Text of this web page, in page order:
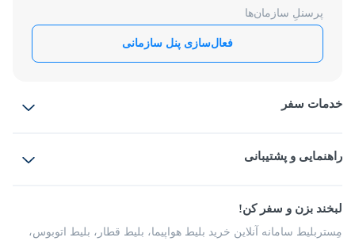
پرسنلِ سازمان‌ها
فعال‌سازی پنل سازمانی
خدمات سفر
بلیط قطار
راهنمایی و پشتیبانی
شرایط و مقررات
راهکار سازمانی
فرصت‌های شغلی
لبخند بزن و سفر کن!
مِستربلیط سامانه آنلاین خرید بلیط هواپیما، بلیط قطار، بلیط اتوبوس،